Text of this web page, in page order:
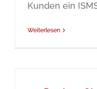
Kunden ein
Weiterlesen